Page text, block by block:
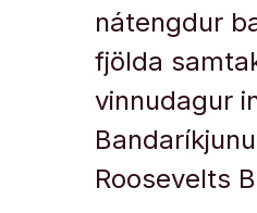
nátengdur
fjölda
vinnudagur
Roosevelts